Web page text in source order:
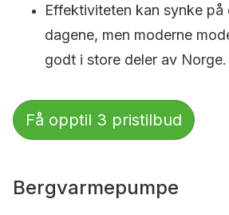
Effektiviteten kan synke på
dagene, men moderne
godt i store deler av Norge.
Få opptil 3 pristilbud
Bergvarmepumpe